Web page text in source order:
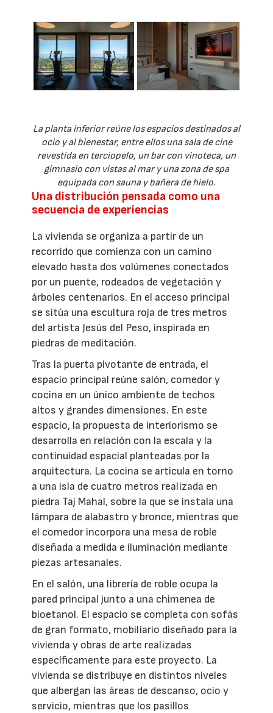
La planta inferior reúne los espacios destinados al
ocio y al bienestar, entre ellos una sala de cine
revestida en terciopelo, un bar con vinoteca, un
gimnasio con vistas al mar y una zona de spa
equipada con sauna y bañera de hielo.
Una distribución pensada como una
secuencia de experiencias
La vivienda se organiza a partir de un
recorrido que comienza con un camino
elevado hasta dos volúmenes conectados
por un puente, rodeados de vegetación y
árboles centenarios. En el acceso principal
se sitúa una escultura roja de tres metros
del artista Jesús del Peso, inspirada en
piedras de meditación.
Tras la puerta pivotante de entrada, el
espacio principal reúne salón, comedor y
cocina en un único ambiente de techos
altos y grandes dimensiones. En este
espacio, la propuesta de interiorismo se
desarrolla en relación con la escala y la
continuidad espacial planteadas por la
arquitectura. La cocina se articula en torno
a una isla de cuatro metros realizada en
piedra Taj Mahal, sobre la que se instala una
lámpara de alabastro y bronce, mientras que
el comedor incorpora una mesa de roble
diseñada a medida e iluminación mediante
piezas artesanales.
En el salón, una librería de roble ocupa la
pared principal junto a una chimenea de
bioetanol. El espacio se completa con sofás
de gran formato, mobiliario diseñado para la
vivienda y obras de arte realizadas
específicamente para este proyecto. La
vivienda se distribuye en distintos niveles
que albergan las áreas de descanso, ocio y
servicio, mientras que los pasillos